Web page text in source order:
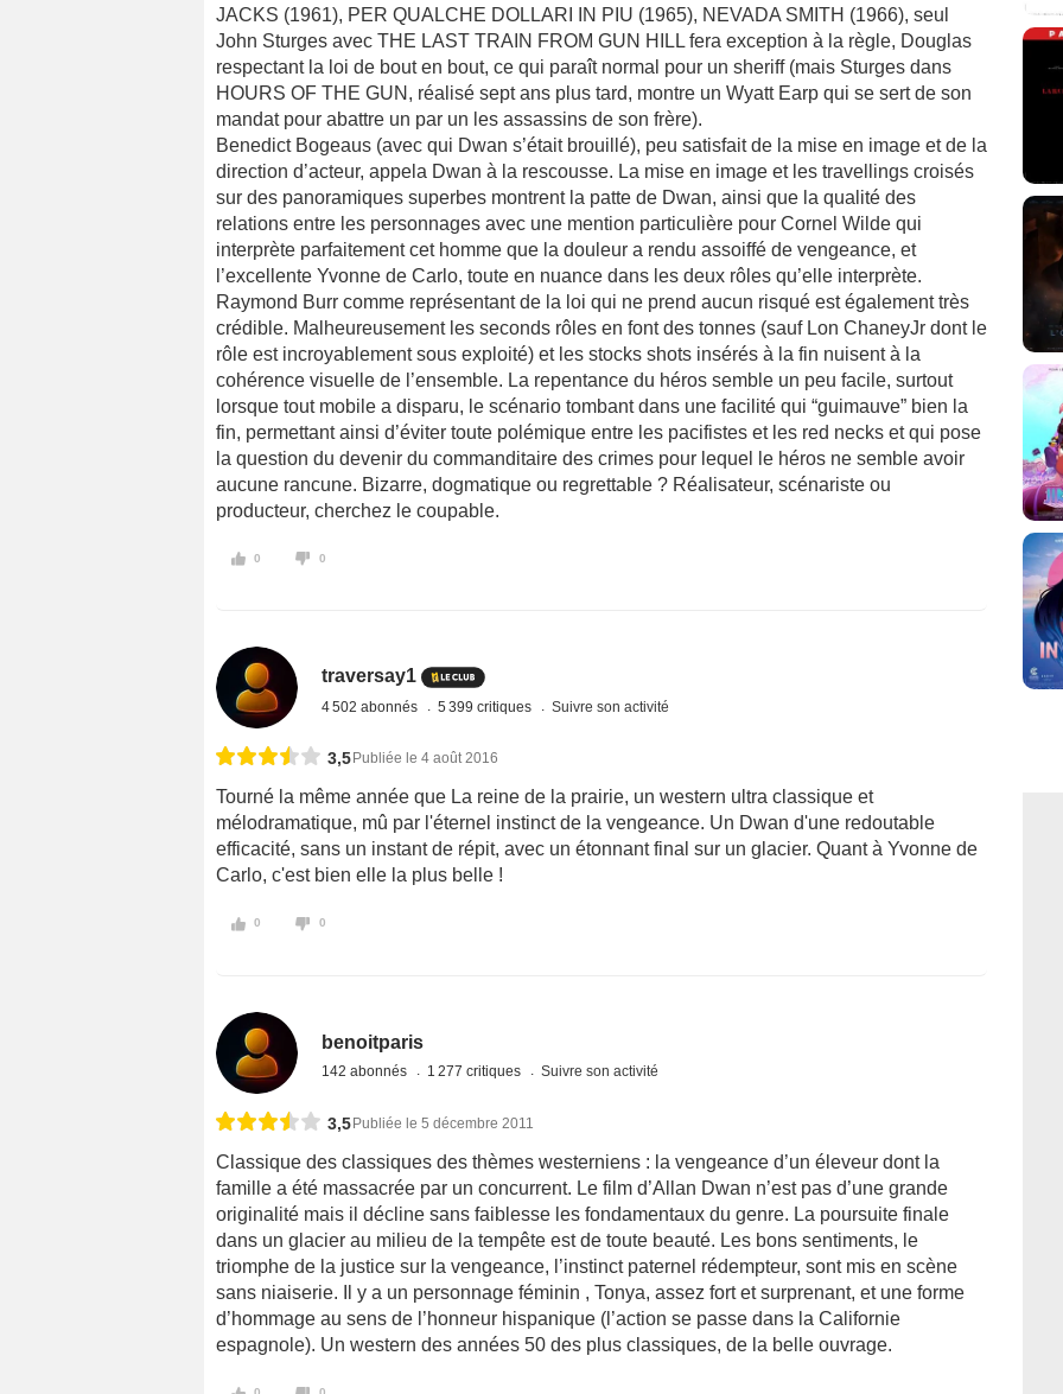
JACKS (1961), PER QUALCHE DOLLARI IN PIU (1965), NEVADA SMITH (1966), seul
John Sturges avec THE LAST TRAIN FROM GUN HILL fera exception à la règle, Douglas
respectant la loi de bout en bout, ce qui paraît normal pour un sheriff (mais Sturges dans
HOURS OF THE GUN, réalisé sept ans plus tard, montre un Wyatt Earp qui se sert de son
mandat pour abattre un par un les assassins de son frère).
Benedict Bogeaus (avec qui Dwan s’était brouillé), peu satisfait de la mise en image et de la
direction d’acteur, appela Dwan à la rescousse. La mise en image et les travellings croisés
sur des panoramiques superbes montrent la patte de Dwan, ainsi que la qualité des
relations entre les personnages avec une mention particulière pour Cornel Wilde qui
interprète parfaitement cet homme que la douleur a rendu assoiffé de vengeance, et
l’excellente Yvonne de Carlo, toute en nuance dans les deux rôles qu’elle interprète.
Raymond Burr comme représentant de la loi qui ne prend aucun risqué est également très
crédible. Malheureusement les seconds rôles en font des tonnes (sauf Lon ChaneyJr dont le
rôle est incroyablement sous exploité) et les stocks shots insérés à la fin nuisent à la
cohérence visuelle de l’ensemble. La repentance du héros semble un peu facile, surtout
lorsque tout mobile a disparu, le scénario tombant dans une facilité qui “guimauve” bien la
fin, permettant ainsi d’éviter toute polémique entre les pacifistes et les red necks et qui pose
la question du devenir du commanditaire des crimes pour lequel le héros ne semble avoir
aucune rancune. Bizarre, dogmatique ou regrettable ? Réalisateur, scénariste ou
producteur, cherchez le coupable.
0 0
traversay1
4 502 abonnés 5 399 critiques Suivre son activité
3,5 Publiée le 4 août 2016
Tourné la même année que La reine de la prairie, un western ultra classique et
mélodramatique, mû par l'éternel instinct de la vengeance. Un Dwan d'une redoutable
efficacité, sans un instant de répit, avec un étonnant final sur un glacier. Quant à Yvonne de
Carlo, c'est bien elle la plus belle !
0 0
benoitparis
142 abonnés 1 277 critiques Suivre son activité
3,5 Publiée le 5 décembre 2011
Classique des classiques des thèmes westerniens : la vengeance d’un éleveur dont la
famille a été massacrée par un concurrent. Le film d’Allan Dwan n’est pas d’une grande
originalité mais il décline sans faiblesse les fondamentaux du genre. La poursuite finale
dans un glacier au milieu de la tempête est de toute beauté. Les bons sentiments, le
triomphe de la justice sur la vengeance, l’instinct paternel rédempteur, sont mis en scène
sans niaiserie. Il y a un personnage féminin , Tonya, assez fort et surprenant, et une forme
d’hommage au sens de l’honneur hispanique (l’action se passe dans la Californie
espagnole). Un western des années 50 des plus classiques, de la belle ouvrage.